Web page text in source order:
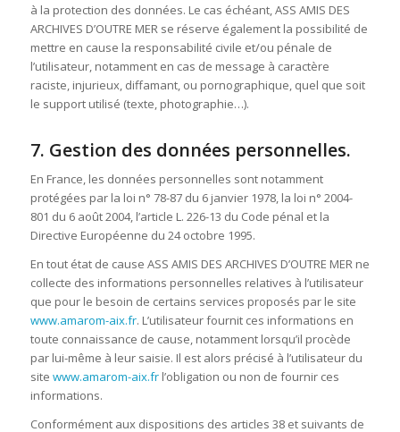
à la protection des données. Le cas échéant, ASS AMIS DES
ARCHIVES D’OUTRE MER se réserve également la possibilité de
mettre en cause la responsabilité civile et/ou pénale de
l’utilisateur, notamment en cas de message à caractère
raciste, injurieux, diffamant, ou pornographique, quel que soit
le support utilisé (texte, photographie…).
7. Gestion des données personnelles.
En France, les données personnelles sont notamment
protégées par la loi n° 78-87 du 6 janvier 1978, la loi n° 2004-
801 du 6 août 2004, l’article L. 226-13 du Code pénal et la
Directive Européenne du 24 octobre 1995.
En tout état de cause ASS AMIS DES ARCHIVES D’OUTRE MER ne
collecte des informations personnelles relatives à l’utilisateur
que pour le besoin de certains services proposés par le site
www.amarom-aix.fr. L’utilisateur fournit ces informations en
toute connaissance de cause, notamment lorsqu’il procède
par lui-même à leur saisie. Il est alors précisé à l’utilisateur du
site www.amarom-aix.frl’obligation ou non de fournir ces
informations.
Conformément aux dispositions des articles 38 et suivants de